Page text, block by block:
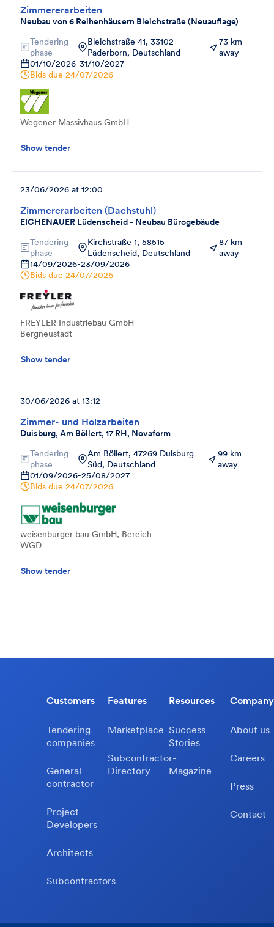
Zimmererarbeiten
Neubau von 6 Reihenhäusern Bleichstraße (Neuauflage)
Tendering
phase
Bleichstraße 41, 33102
Paderborn, Deutschland
73 km
away
01/10/2026-31/10/2027
Bids due 24/07/2026
Wegener Massivhaus GmbH
Show tender
Zimmererarbeiten (Dachstuhl)
EICHENAUER Lüdenscheid - Neubau Bürogebäude
23/06/2026 at 12:00
Tendering
phase
Kirchstraße 1, 58515
Lüdenscheid, Deutschland
87 km
away
14/09/2026-23/09/2026
Bids due 24/07/2026
FREYLER Industriebau GmbH -
Bergneustadt
Show tender
Zimmer- und Holzarbeiten
Duisburg, Am Böllert, 17 RH, Novaform
30/06/2026 at 13:12
Tendering
phase
Am Böllert, 47269 Duisburg
Süd, Deutschland
99 km
away
01/09/2026-25/08/2027
Bids due 24/07/2026
weisenburger bau GmbH, Bereich
WGD
Show tender
Customers
Tendering
companies
General
contractor
Project
Developers
Architects
Subcontractors
Features
Marketplace
Subcontractor-
Directory
Resources
Success
Stories
Magazine
Company
About us
Careers
Press
Contact